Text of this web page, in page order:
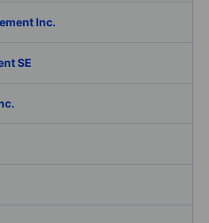
Inc.
SE